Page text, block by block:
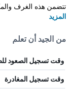
تتضمن هذه الغرف
المزيد
من الجيد أن تعلم
وقت تسجيل الصعود
وقت تسجيل المغادرة